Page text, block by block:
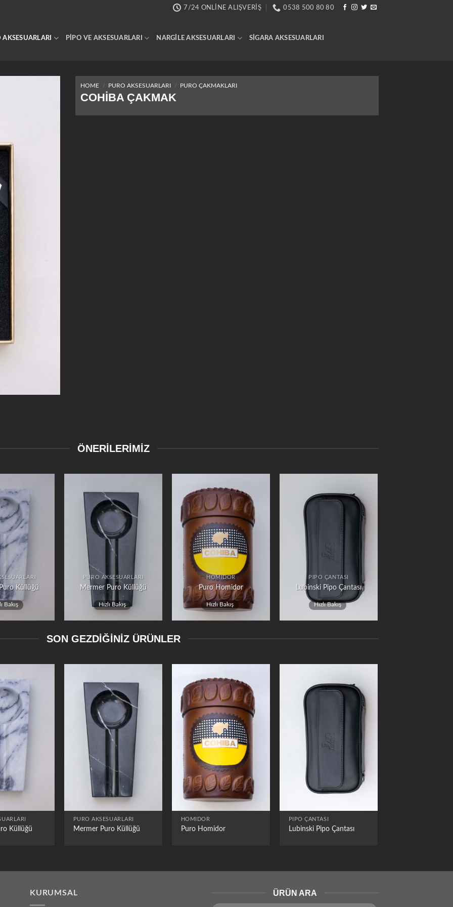
7/24 ONLINE ALIŞVERIŞ 0538 500 80 80
AKSESUARLARI PIPO VE AKSESUARLARI NARGILE AKSESUARLARI SIGARA AKSESUARLARI
HOME / PURO AKSESUARLARI / PURO ÇAKMAKLARI
COHIBA ÇAKMAK
ÖNERİLERİMİZ
Küllüğü
Bakış
PURO AKSESUARLARI
Mermer Puro Küllüğü
Hızlı Bakış
HOMIDOR
Puro Homidor
Hızlı Bakış
PIPO ÇANTASI
Lubinski Pipo Çantası
Hızlı Bakış
SON GEZDİĞİNİZ ÜRÜNLER
Küllüğü
PURO AKSESUARLARI
Mermer Puro Küllüğü
HOMIDOR
Puro Homidor
PIPO ÇANTASI
Lubinski Pipo Çantası
KURUMSAL ÜRÜN ARA